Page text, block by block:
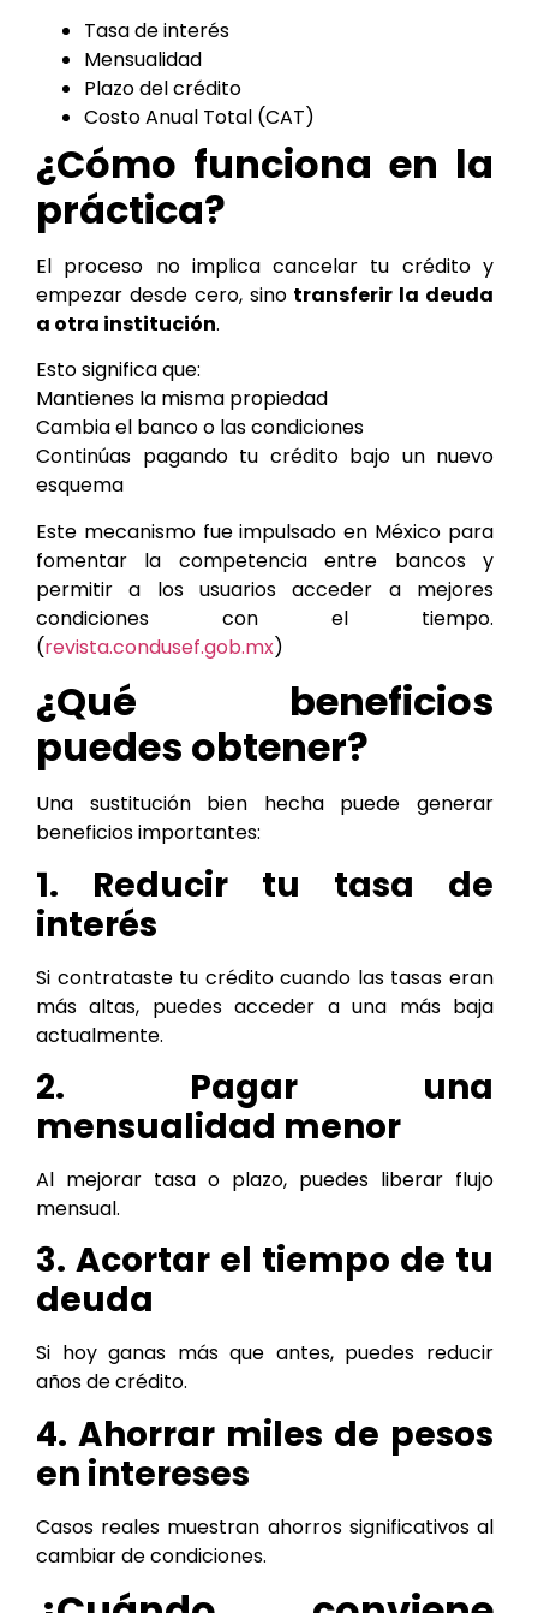
Tasa de interés
Mensualidad
Plazo del crédito
Costo Anual Total (CAT)
¿Cómo funciona en la
práctica?
El proceso no implica cancelar tu crédito y
empezar desde cero, sino transferir la deuda
a otra institución.
Esto significa que:
Mantienes la misma propiedad
Cambia el banco o las condiciones
Continúas pagando tu crédito bajo un nuevo
esquema
Este mecanismo fue impulsado en México para
fomentar la competencia entre bancos y
permitir a los usuarios acceder a mejores
condiciones con el tiempo.
(revista.condusef.gob.mx)
¿Qué beneficios
puedes obtener?
Una sustitución bien hecha puede generar
beneficios importantes:
1. Reducir tu tasa de
interés
Si contrataste tu crédito cuando las tasas eran
más altas, puedes acceder a una más baja
actualmente.
2. Pagar una
mensualidad menor
Al mejorar tasa o plazo, puedes liberar flujo
mensual.
3. Acortar el tiempo de tu
deuda
Si hoy ganas más que antes, puedes reducir
años de crédito.
4. Ahorrar miles de pesos
en intereses
Casos reales muestran ahorros significativos al
cambiar de condiciones.